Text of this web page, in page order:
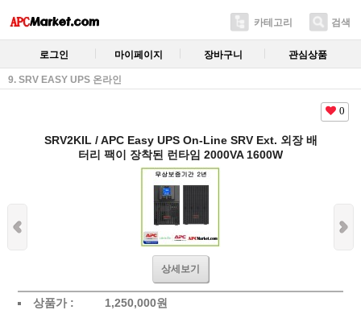
카테고리 검색
로그인 마이페이지 장바구니 관심상품
9. SRV EASY UPS 온라인
0
SRV2KIL / APC Easy UPS On-Line SRV Ext. 외장 배
터리 팩이 장착된 런타임 2000VA 1600W
상세보기
상품가 : 1,250,000원